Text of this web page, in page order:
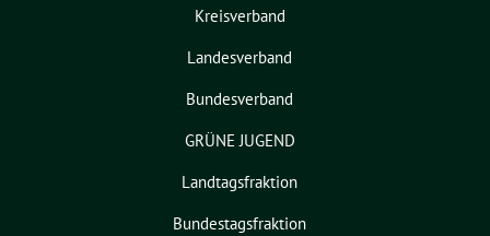
Kreisverband
Landesverband
Bundesverband
GRÜNE JUGEND
Landtagsfraktion
Bundestagsfraktion